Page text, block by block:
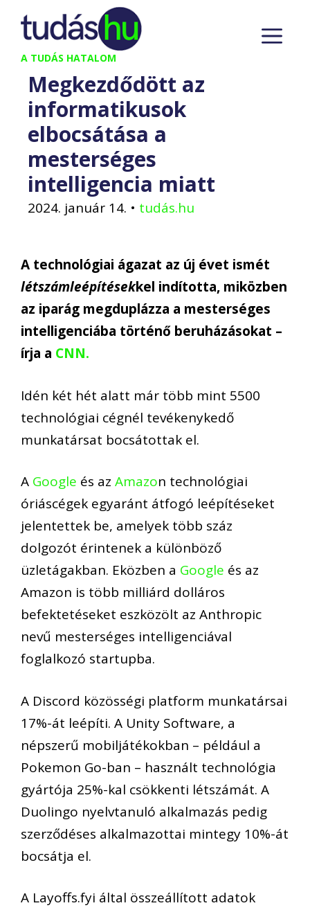
Kilépés
tartalomba
A TUDÁS HATALOM
Megkezdődött az
informatikusok
elbocsátása a
mesterséges
intelligencia miatt
2024. január 14. • tudás.hu
A technológiai ágazat az új évet ismét
létszámleépítésekkel indította, miközben
az iparág megduplázza a mesterséges
intelligenciába történő beruházásokat –
írja a CNN.
Idén két hét alatt már több mint 5500
technológiai cégnél tevékenykedő
munkatársat bocsátottak el.
A Google és az Amazon technológiai
óriáscégek egyaránt átfogó leépítéseket
jelentettek be, amelyek több száz
dolgozót érintenek a különböző
üzletágakban. Eközben a Google és az
Amazon is több milliárd dolláros
befektetéseket eszközölt az Anthropic
nevű mesterséges intelligenciával
foglalkozó startupba.
A Discord közösségi platform munkatársai
17%-át leépíti. A Unity Software, a
népszerű mobiljátékokban – például a
Pokemon Go-ban – használt technológia
gyártója 25%-kal csökkenti létszámát. A
Duolingo nyelvtanuló alkalmazás pedig
szerződéses alkalmazottai mintegy 10%-át
bocsátja el.
A Layoffs.fyi által összeállított adatok